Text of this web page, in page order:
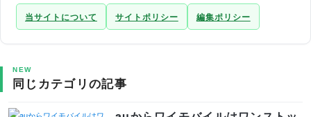
当サイトについて サイトポリシー 編集ポリシー
NEW
同じカテゴリの記事